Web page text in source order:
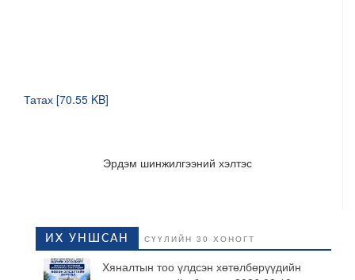
Татах [70.55 KB]
Эрдэм шинжилгээний хэлтэс
ИХ УНШСАН СҮҮЛИЙН 30 ХОНОГТ
Хяналтын тоо үлдсэн хөтөлбөрүүдийн